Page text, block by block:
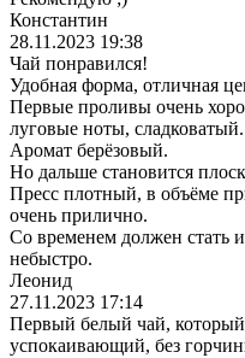
Константин
28.11.2023 19:38
Чай понравился!
Удобная форма, отличная
Первые проливы очень
луговые ноты, сладковатый.
Аромат берёзовый.
Но дальше становится
Пресс плотный, в объёме
очень прилично.
Со временем должен стать
небыстро.
Леонид
27.11.2023 17:14
Первый белый чай,
успокаивающий, без